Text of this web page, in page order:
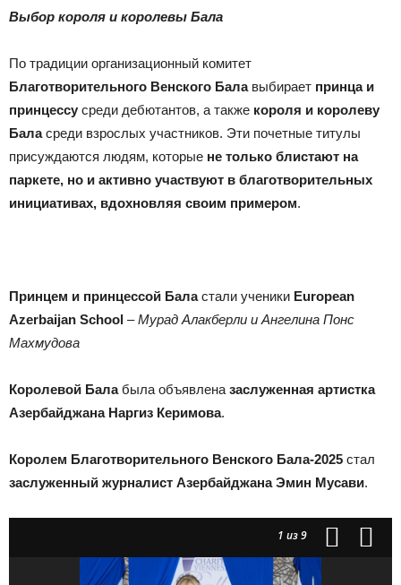
Выбор короля и королевы Бала
По традиции организационный комитет
Благотворительного Венского Балавыбирает принца и
принцессу среди дебютантов, а также короля и королеву
Баласреди взрослых участников. Эти почетные титулы
присуждаются людям, которые не только блистают на
паркете, но и активно участвуют в благотворительных
инициативах, вдохновляя своим примером.
Принцем и принцессой Баластали ученики European
Azerbaijan School –Мурад Алакберли и Ангелина Понс
Махмудова
Королевой Балабыла объявлена заслуженная артистка
Азербайджана Наргиз Керимова.
Королем Благотворительного Венского Бала-2025 стал
заслуженный журналист Азербайджана Эмин Мусави.
1 из 9